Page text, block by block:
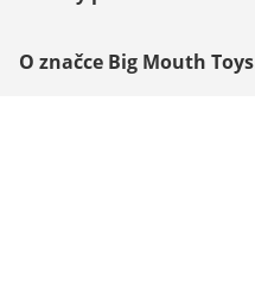
O značce Big Mouth Toys